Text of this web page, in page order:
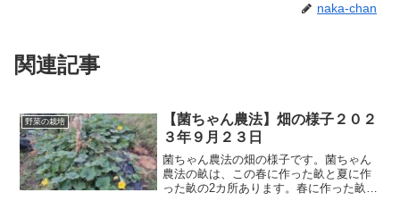
naka-chan
関連記事
野菜の栽培
【菌ちゃん農法】畑の様子２０２
３年９月２３日
菌ちゃん農法の畑の様子です。菌ちゃん
農法の畝は、この春に作った畝と夏に作
った畝の2カ所あります。春に作った畝で